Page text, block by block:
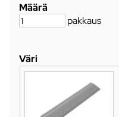
Määrä
pakkaus
Väri